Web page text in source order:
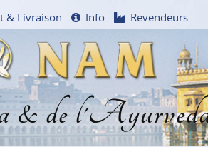
& de
& Livraison Info Revendeurs